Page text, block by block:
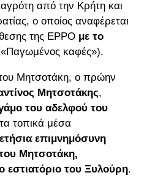
από την Κρήτη και
ο οποίος αναφέρεται
της EPPO με το
καφές»).
Μητσοτάκη, ο πρώην
Μητσοτάκης,
του αδελφού του
τοπικά μέσα
επιμνημόσυνη
Μητσοτάκη,
εστιατόριο του Ξυλούρη.